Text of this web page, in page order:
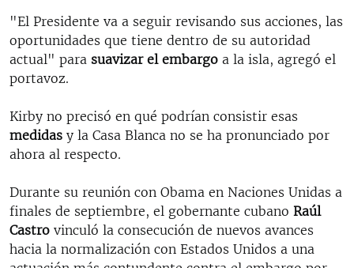
"El Presidente va a seguir revisando sus acciones, las
oportunidades que tiene dentro de su autoridad
actual" para suavizar el embargo a la isla, agregó el
portavoz.
Kirby no precisó en qué podrían consistir esas
medidas y la Casa Blanca no se ha pronunciado por
ahora al respecto.
Durante su reunión con Obama en Naciones Unidas a
finales de septiembre, el gobernante cubano Raúl
Castro vinculó la consecución de nuevos avances
hacia la normalización con Estados Unidos a una